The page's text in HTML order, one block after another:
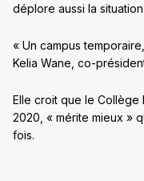
déplore aussi la situation.
« Un campus
Kelia Wane, co-
Elle croit que le
2020, « mérite mieux »
fois.